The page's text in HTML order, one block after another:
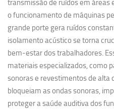
transmissão de ruídos em áreas
o funcionamento de máquinas
grande porte gera ruídos
isolamento acústico se torna
bem-estar dos trabalhadores.
materiais especializados, como
sonoras e revestimentos de alta
bloqueiam as ondas sonoras,
proteger a saúde auditiva dos